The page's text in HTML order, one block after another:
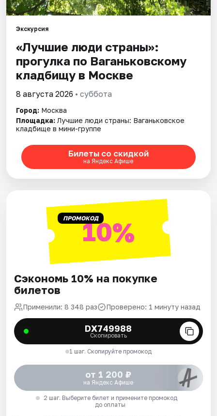
Города
Площадки
Артисты
Рейтинги
Экскурсия
«Лучшие люди страны»:
прогулка по Ваганьковскому
кладбищу в Москве
8 августа 2026 • суббота
Город: Москва
Площадка: Лучшие люди страны: Ваганьковское
кладбище в мини-группе
Билеты со скидкой
на Яндекс Афише
ПРОМОКОД10%
Сэкономь 10% на покупке
билетов
Применили: 8 348 раз Проверено: 1 минуту назад
DX749988
Скопировать
1 шаг. Скопируйте промокод
от 1 200 ₽
на Яндекс Афише
2 шаг. Выберите билет и примените промокод
до оплаты